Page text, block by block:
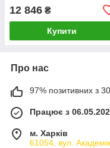
12 846 ₴
Купити
Про нас
97% позитивних з
Працює з
м. Харків
61054, вул.